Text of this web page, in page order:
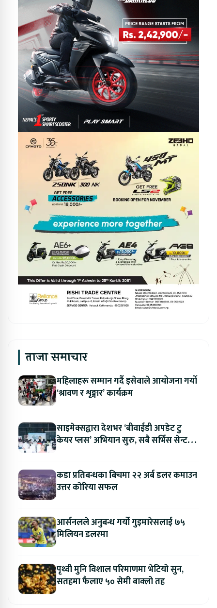
ताजा समाचार
महिलाहरू सम्मान गर्दै इसेवाले आयोजना गर्यो
‘श्रावण र शृङ्गार’ कार्यक्रम
साइमेक्सद्वारा देशभर ‘बीवाईडी अपडेट टु
केयर प्लस’ अभियान सुरु, सबै सर्भिस सेन्टरमा
कडा प्रतिबन्धका बिचमा २२ अर्ब डलर कमाउन
उत्तर कोरिया सफल
आर्सनलले अनुबन्ध गर्यो गुइमारेसलाई ७५
मिलियन डलरमा
पृथ्वी मुनि विशाल परिमाणमा भेटियो सुन,
सतहमा फैलाए ५० सेमी बाक्लो तह